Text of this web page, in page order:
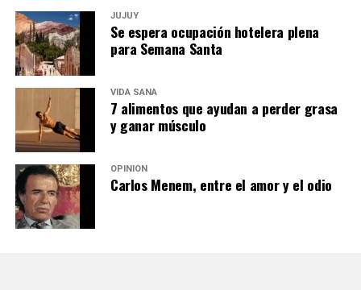
JUJUY
Se espera ocupación hotelera plena
para Semana Santa
VIDA SANA
7 alimentos que ayudan a perder grasa
y ganar músculo
OPINIÓN
Carlos Menem, entre el amor y el odio